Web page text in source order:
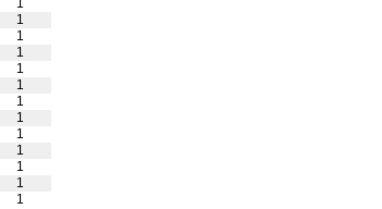
1
1
1
1
1
1
1
1
1
1
1
1
1